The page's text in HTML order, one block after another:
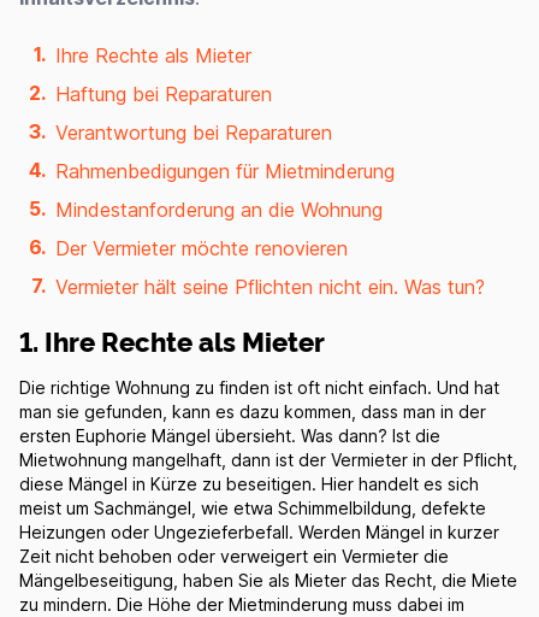
Ihre Rechte als Mieter
Haftung bei Reparaturen
Verantwortung bei Reparaturen
Rahmenbedigungen für Mietminderung
Mindestanforderung an die Wohnung
Der Vermieter möchte renovieren
Vermieter hält seine Pflichten nicht ein. Was tun?
1. Ihre Rechte als Mieter
Die richtige Wohnung zu finden ist oft nicht einfach. Und hat
man sie gefunden, kann es dazu kommen, dass man in der
ersten Euphorie Mängel übersieht. Was dann? Ist die
Mietwohnung mangelhaft, dann ist der Vermieter in der Pflicht,
diese Mängel in Kürze zu beseitigen. Hier handelt es sich
meist um Sachmängel, wie etwa Schimmelbildung, defekte
Heizungen oder Ungezieferbefall. Werden Mängel in kurzer
Zeit nicht behoben oder verweigert ein Vermieter die
Mängelbeseitigung, haben Sie als Mieter das Recht, die Miete
zu mindern. Die Höhe der Mietminderung muss dabei im